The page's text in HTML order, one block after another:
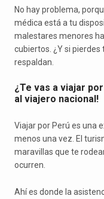
No hay problema,
médica está a tu
malestares menores
cubiertos. ¿Y si pierdes
respaldan.
¿Te vas a viajar
al viajero nacional!
Viajar por Perú es una
menos una vez. El
maravillas que te
ocurren.
Ahí es donde la